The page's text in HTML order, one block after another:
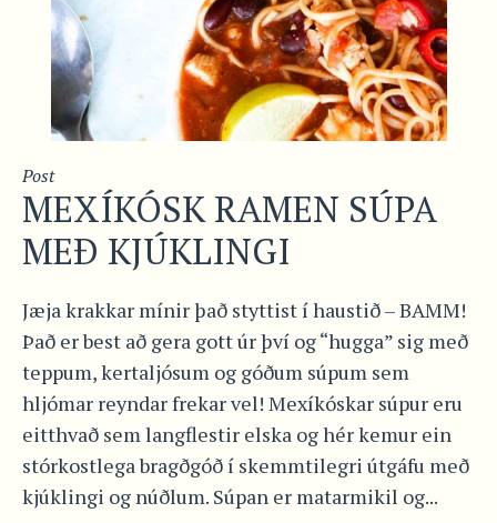
Post
MEXÍKÓSK RAMEN SÚPA
MEÐ KJÚKLINGI
Jæja krakkar mínir það styttist í haustið – BAMM!
Það er best að gera gott úr því og “hugga” sig með
teppum, kertaljósum og góðum súpum sem
hljómar reyndar frekar vel! Mexíkóskar súpur eru
eitthvað sem langflestir elska og hér kemur ein
stórkostlega bragðgóð í skemmtilegri útgáfu með
kjúklingi og núðlum. Súpan er matarmikil og...